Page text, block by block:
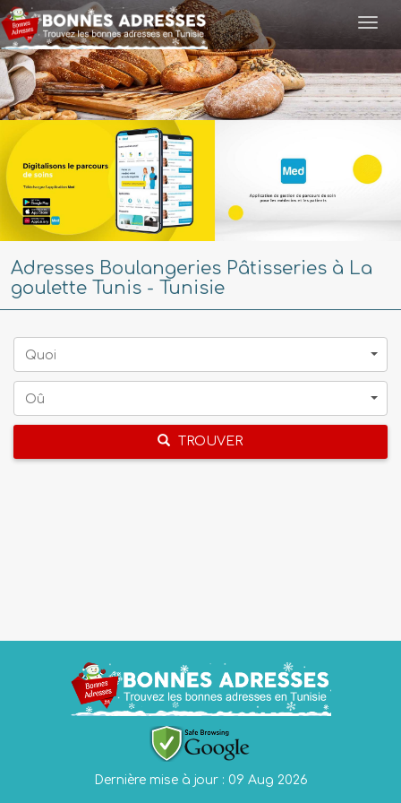
Adresses Boulangeries Pâtisseries à La
goulette Tunis - Tunisie
Quoi
Oû
TROUVER
Dernière mise à jour : 09 Aug 2026